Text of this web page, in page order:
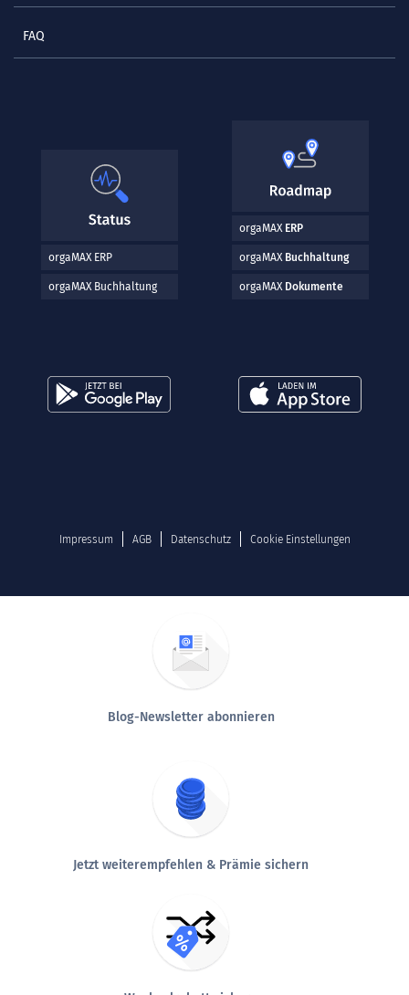
FAQ
orgaMAX ERP
orgaMAX Buchhaltung
orgaMAX ERP
orgaMAX Buchhaltung
orgaMAX Dokumente
Impressum AGB Datenschutz Cookie Einstellungen
Blog-Newsletter abonnieren
Jetzt weiterempfehlen & Prämie sichern